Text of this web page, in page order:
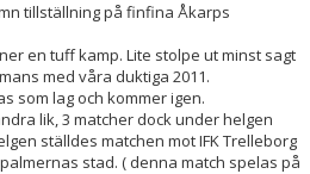
tillställning på finfina Åkarps
en tuff kamp. Lite stolpe ut minst sagt
med våra duktiga 2011.
som lag och kommer igen.
lik, 3 matcher dock under helgen
ställdes matchen mot IFK Trelleborg
stad. ( denna match spelas på